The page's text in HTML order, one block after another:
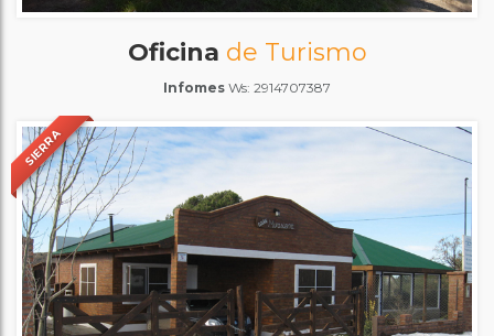
Oficina de Turismo
Infomes Ws: 2914707387
SIERRA